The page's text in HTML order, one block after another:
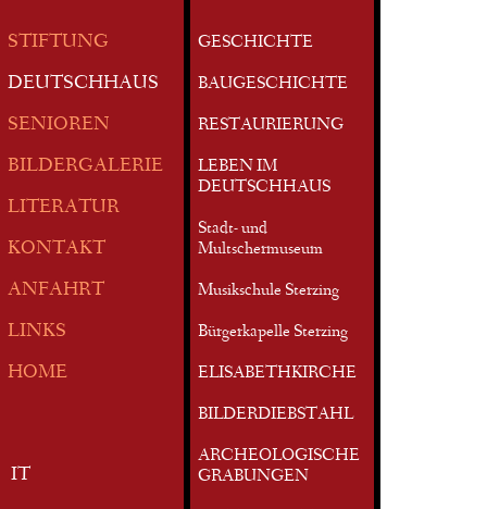
STIFTUNG
DEUTSCHHAUS
SENIOREN
BILDERGALERIE
LITERATUR
KONTAKT
ANFAHRT
LINKS
HOME
IT
GESCHICHTE
BAUGESCHICHTE
RESTAURIERUNG
LEBEN IM
DEUTSCHHAUS
Stadt- und
Multschermuseum
Musikschule Sterzing
Bürgerkapelle Sterzing
ELISABETHKIRCHE
BILDERDIEBSTAHL
ARCHEOLOGISCHE
GRABUNGEN